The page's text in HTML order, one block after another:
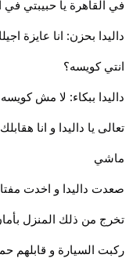
في القاهرة يا حبيبتي في
داليدا بحزن: انا عايزة
انتي كويسه؟
داليدا ببكاء: لا مش
تعالى يا داليدا و انا
ماشي
صعدت داليدا و اخدت
تخرج من ذلك المنزل
ركبت السيارة و